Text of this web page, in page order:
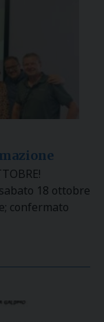
18 ottobre
confermato